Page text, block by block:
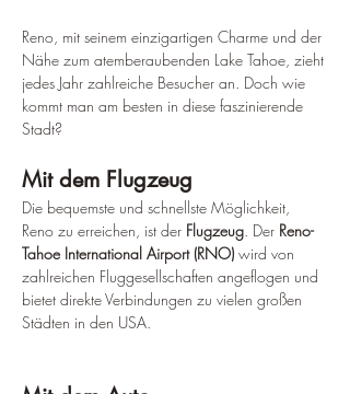
Reno, mit seinem einzigartigen Charme und der
Nähe zum atemberaubenden Lake Tahoe, zieht
jedes Jahr zahlreiche Besucher an. Doch wie
kommt man am besten in diese faszinierende
Stadt?
Mit dem Flugzeug
Die bequemste und schnellste Möglichkeit,
Reno zu erreichen, ist der Flugzeug. Der Reno-
Tahoe International Airport (RNO) wird von
zahlreichen Fluggesellschaften angeflogen und
bietet direkte Verbindungen zu vielen großen
Städten in den USA.